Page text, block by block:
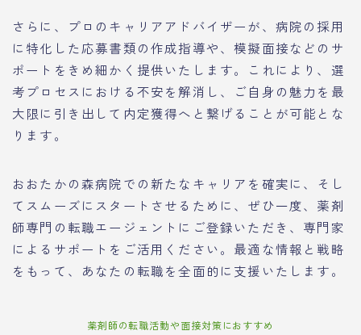
さらに、プロのキャリアアドバイザーが、病院の採用
に特化した応募書類の作成指導や、模擬面接などのサ
ポートをきめ細かく提供いたします。これにより、選
考プロセスにおける不安を解消し、ご自身の魅力を最
大限に引き出して内定獲得へと繋げることが可能とな
ります。
おおたかの森病院での新たなキャリアを確実に、そし
てスムーズにスタートさせるために、ぜひ一度、薬剤
師専門の転職エージェントにご登録いただき、専門家
によるサポートをご活用ください。最適な情報と戦略
をもって、あなたの転職を全面的に支援いたします。
薬剤師の転職活動や面接対策におすすめ